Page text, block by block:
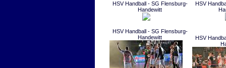
HSV Handball - SG Flensburg-
Handewitt
HSV
HSV Handball - SG Flensburg-
Handewitt
HSV